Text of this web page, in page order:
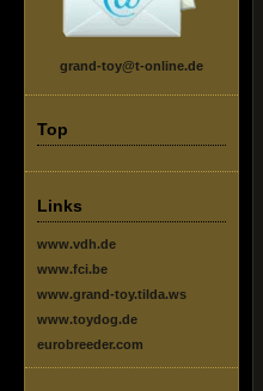
grand-toy@t-online.de
Top
Links
www.vdh.de
www.fci.be
www.grand-toy.tilda.ws
www.toydog.de
eurobreeder.com